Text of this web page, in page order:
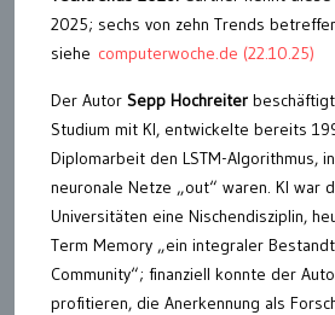
2025; sechs von zehn Trends
siehe computerwoche.de (22.10.25)
Der Autor Sepp Hochreiter
Studium mit KI, entwickelte bereits
Diplomarbeit den LSTM-Algorithmus,
neuronale Netze „out“ waren. KI war
Universitäten eine Nischendisziplin,
Term Memory „ein integraler
Community“; finanziell konnte der
profitieren, die Anerkennung als